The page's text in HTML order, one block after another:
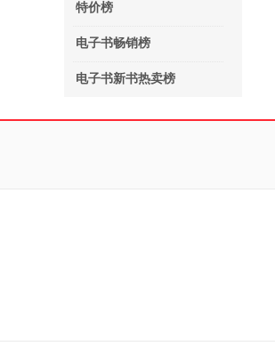
特价榜
电子书畅销榜
电子书新书热卖榜